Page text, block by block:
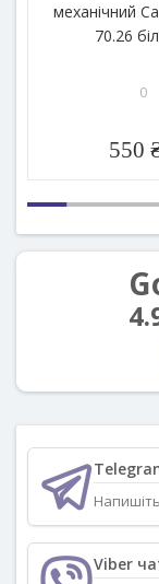
механічний
70.26
0
550
Viber